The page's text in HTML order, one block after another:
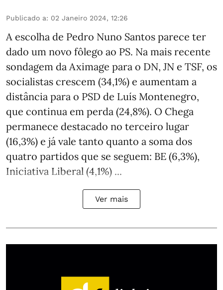
Publicado a: 02 Janeiro 2024, 12:26
A escolha de Pedro Nuno Santos parece ter
dado um novo fôlego ao PS. Na mais recente
sondagem da Aximage para o DN, JN e TSF, os
socialistas crescem (34,1%) e aumentam a
distância para o PSD de Luís Montenegro,
que continua em perda (24,8%). O Chega
permanece destacado no terceiro lugar
(16,3%) e já vale tanto quanto a soma dos
quatro partidos que se seguem: BE (6,3%),
Iniciativa Liberal (4,1%) ...
Ver mais